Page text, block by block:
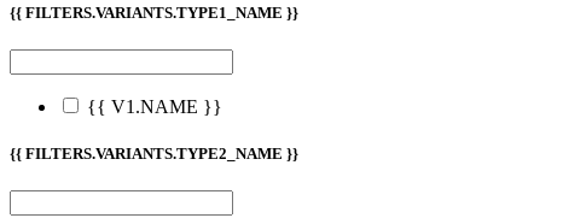
{{ FILTERS.VARIANTS.TYPE1_NAME }}
{{ V1.NAME }}
{{ FILTERS.VARIANTS.TYPE2_NAME }}